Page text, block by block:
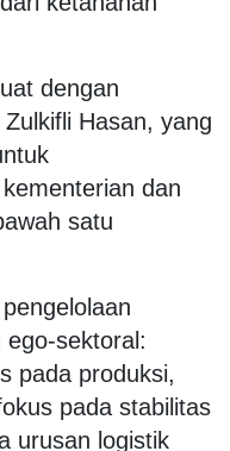
dengan
Hasan, yang
dan
satu
ego-sektoral:
pada produksi,
pada stabilitas
urusan logistik